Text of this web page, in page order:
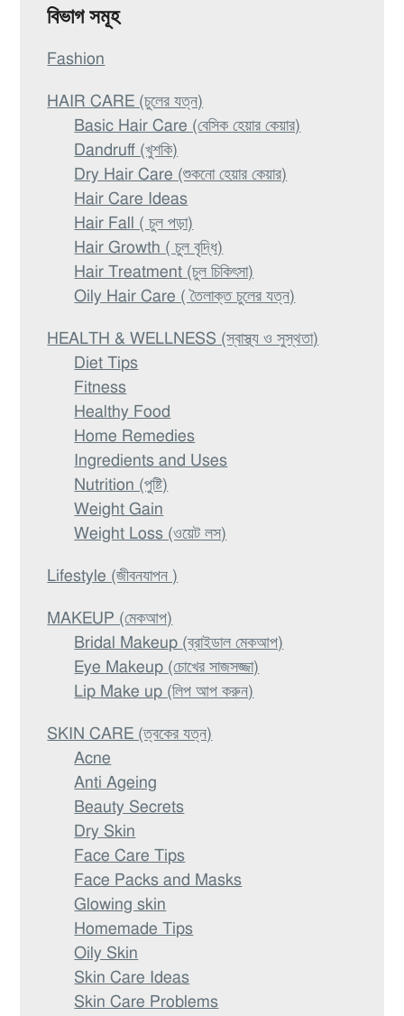
বিভাগ সমূহ
Fashion
HAIR CARE (চুলের যত্ন)
Basic Hair Care (বেসিক হেয়ার কেয়ার)
Dandruff (খুশকি)
Dry Hair Care (শুকনো হেয়ার কেয়ার)
Hair Care Ideas
Hair Fall ( চুল পড়া)
Hair Growth ( চুল বৃদ্ধি)
Hair Treatment (চুল চিকিৎসা)
Oily Hair Care ( তৈলাক্ত চুলের যত্ন)
HEALTH & WELLNESS (স্বাস্থ্য ও সুস্থতা)
Diet Tips
Fitness
Healthy Food
Home Remedies
Ingredients and Uses
Nutrition (পুষ্টি)
Weight Gain
Weight Loss (ওয়েট লস)
Lifestyle (জীবনযাপন )
MAKEUP (মেকআপ)
Bridal Makeup (ব্রাইডাল মেকআপ)
Eye Makeup (চোখের সাজসজ্জা)
Lip Make up (লিপ আপ করুন)
SKIN CARE (ত্বকের যত্ন)
Acne
Anti Ageing
Beauty Secrets
Dry Skin
Face Care Tips
Face Packs and Masks
Glowing skin
Homemade Tips
Oily Skin
Skin Care Ideas
Skin Care Problems